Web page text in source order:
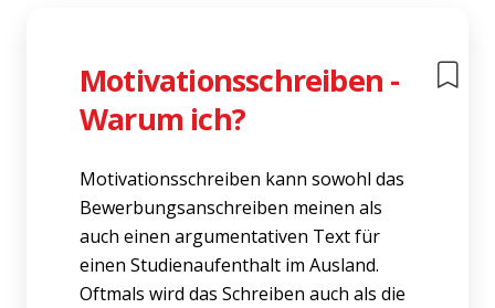
Motivationsschreiben -
Warum ich?
Motivationsschreiben kann sowohl das
Bewerbungsanschreiben meinen als
auch einen argumentativen Text für
einen Studienaufenthalt im Ausland.
Oftmals wird das Schreiben auch als die